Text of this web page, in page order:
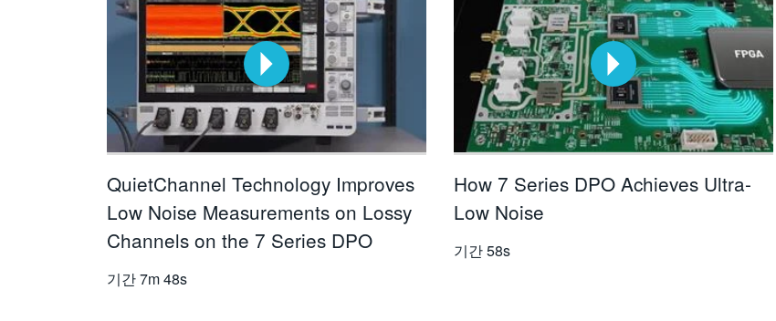
QuietChannel Technology Improves
Low Noise Measurements on Lossy
Channels on the 7 Series DPO
기간7m 48s
How 7 Series DPO Achieves Ultra-
Low Noise
기간58s